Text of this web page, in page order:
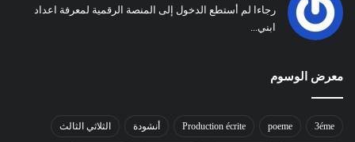
رجاءا لم أستطع الدخول إلى المنصة الرقمية لمعرفة اعداد
ابني...
معرض الوسوم
3éme
poeme
Production écrite أنشودة الثلاثي الثالث